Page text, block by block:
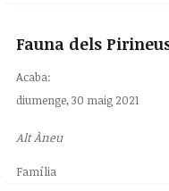
Fauna dels
Acaba:
diumenge, 30 maig 2021
Alt Àneu
Família